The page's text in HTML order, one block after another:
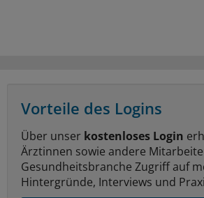
Vorteile des Logins
Über unser kostenloses Login
Ärztinnen sowie andere
Gesundheitsbranche Zugriff auf
Hintergründe, Interviews und